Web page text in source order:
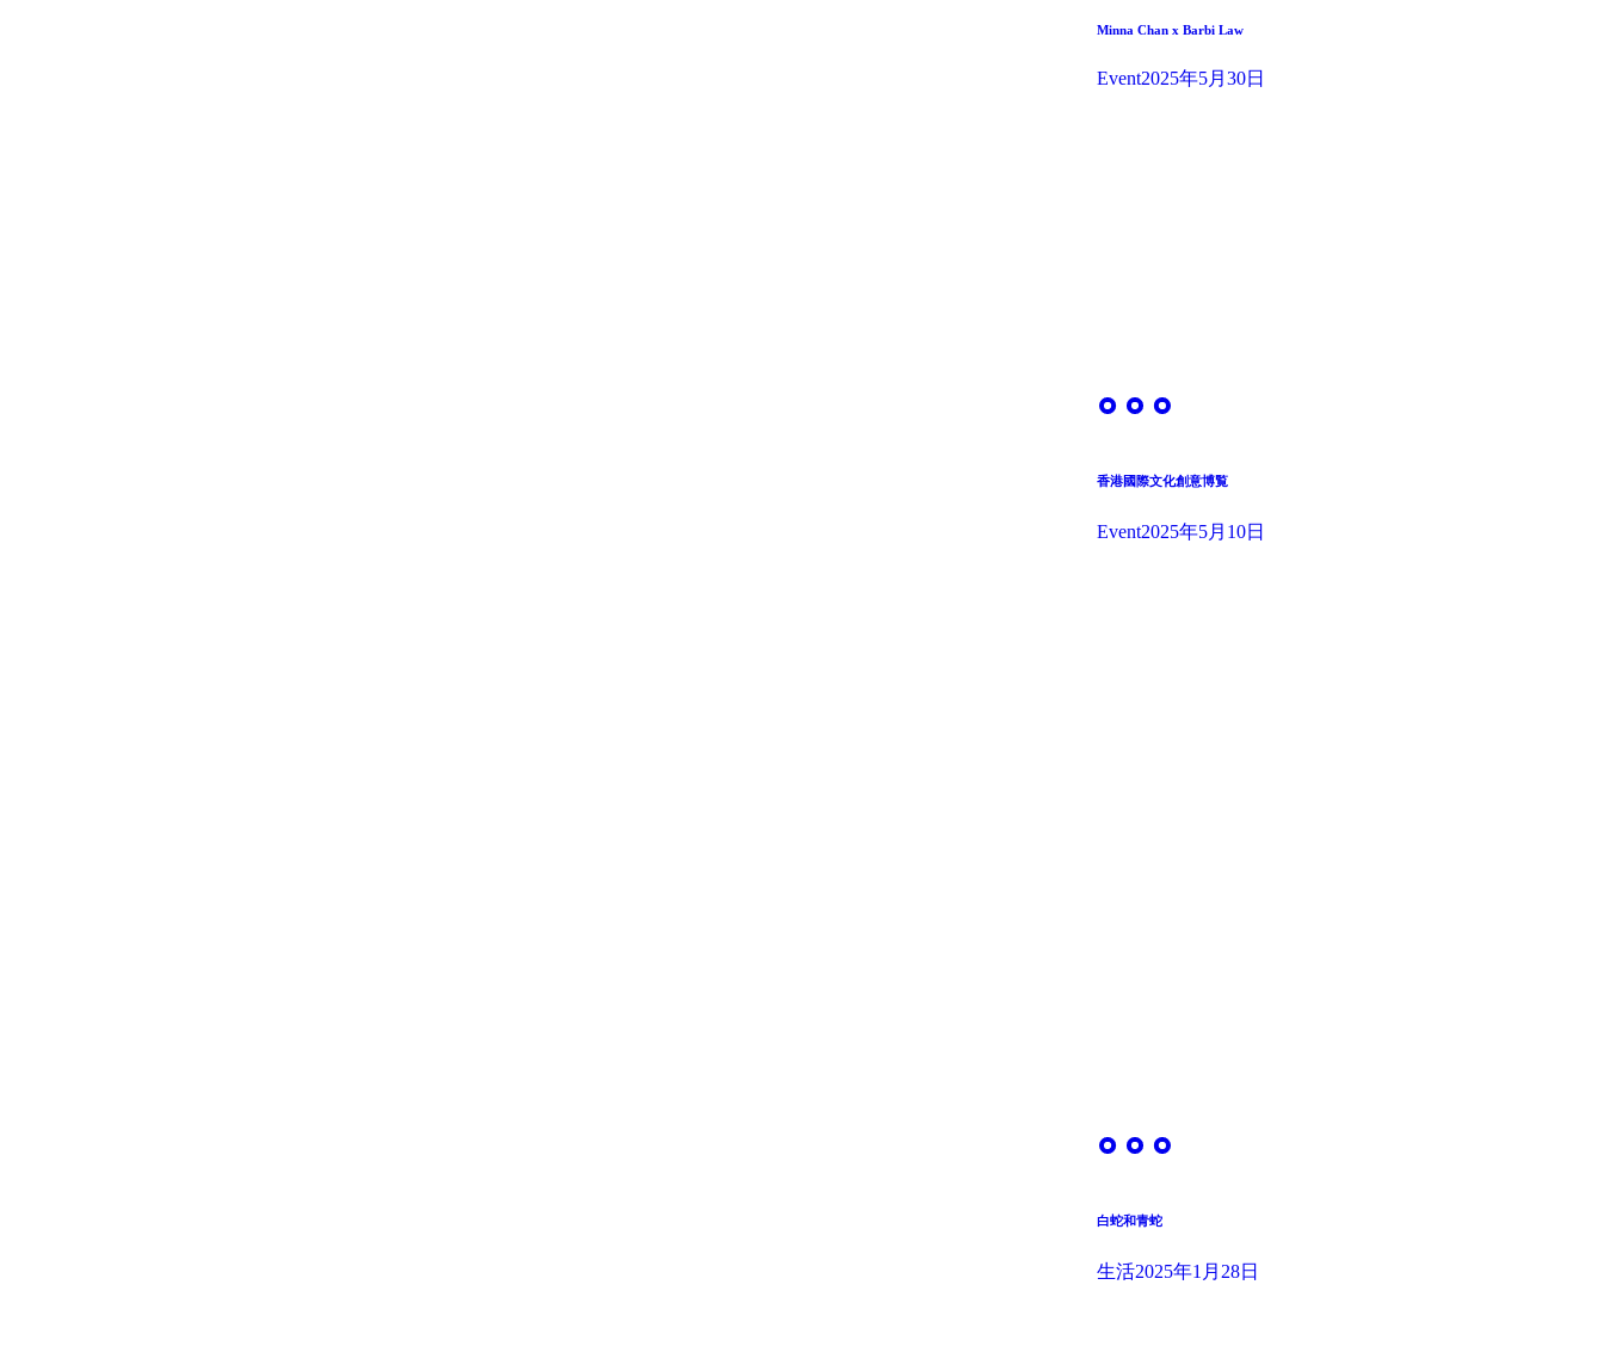
Minna Chan x Barbi Law
Event2025年5月30日
香港國際文化創意博覧
Event2025年5月10日
白蛇和青蛇
生活2025年1月28日